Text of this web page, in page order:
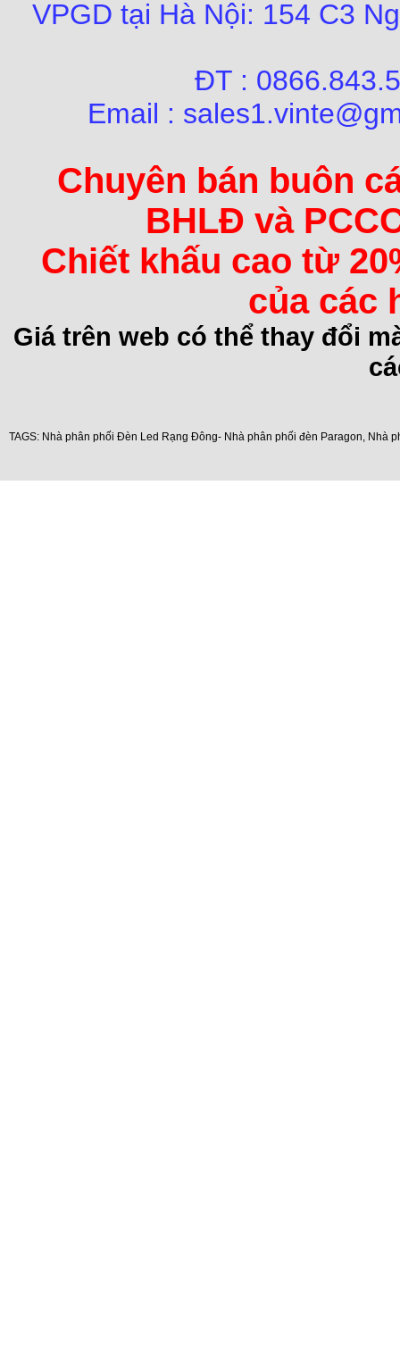
VPGD tại Hà Nội: 154 C3
ĐT :
Email :
Chuyên bán buôn
BHLĐ và
Chiết khấu cao từ
của các
Giá trên web có thể thay đổi
TAGS: Nhà phân phối Đèn Led Rạng Đông- Nhà phân phối đèn Paragon, Nhà